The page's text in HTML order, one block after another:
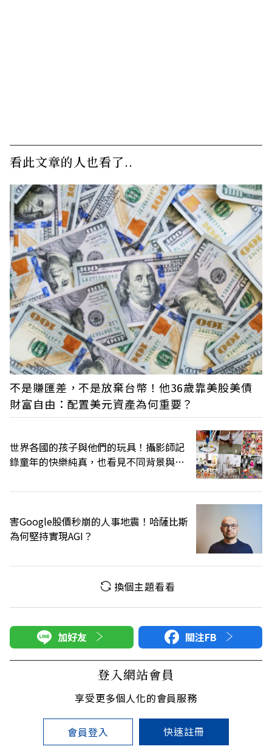
看此文章的人也看了..
不是賺匯差，不是放棄台幣！他36歲靠美股美債
財富自由：配置美元資產為何重要？
世界各國的孩子與他們的玩具！攝影師記
錄童年的快樂純真，也看見不同背景與文
害Google股價秒崩的人事地震！哈薩比斯
為何堅持實現AGI？
換個主題看看
加好友 關注FB
登入網站會員
享受更多個人化的會員服務
會員登入 快速註冊